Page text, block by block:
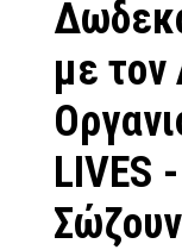
με τον
LIVES